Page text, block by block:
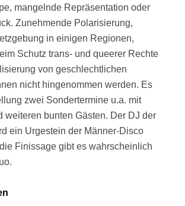
mangelnde Repräsentation oder
Zunehmende Polarisierung,
in einigen Regionen,
Schutz trans- und queerer Rechte
von geschlechtlichen
nicht hingenommen werden. Es
zwei Sondertermine u.a. mit
weiteren bunten Gästen. Der DJ der
ein Urgestein der Männer-Disco
Finissage gibt es wahrscheinlich